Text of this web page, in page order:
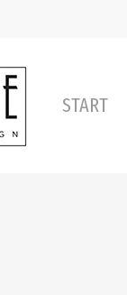
START